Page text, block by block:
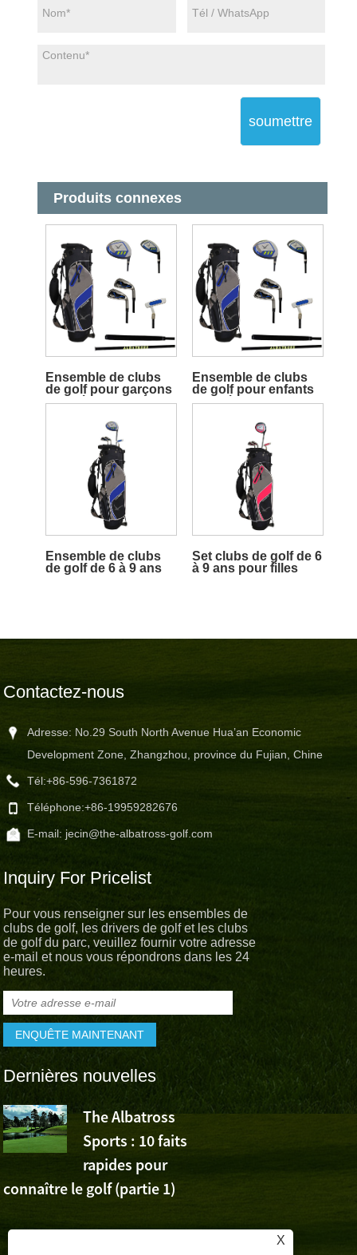
soumettre
Produits connexes
Ensemble de clubs
de golf pour garçons
de 10 à 12 ans
Ensemble de clubs
de golf pour enfants
de 10 à 12 ans
Ensemble de clubs
de golf de 6 à 9 ans
Set clubs de golf de 6
à 9 ans pour filles
Contactez-nous
Adresse: No.29 South North Avenue Hua’an Economic
Development Zone, Zhangzhou, province du Fujian, Chine
Tél:+86-596-7361872
Téléphone:+86-19959282676
E-mail: jecin@the-albatross-golf.com
Inquiry For Pricelist
Pour vous renseigner sur les ensembles de
clubs de golf, les drivers de golf et les clubs
de golf du parc, veuillez fournir votre adresse
e-mail et nous vous répondrons dans les 24
heures.
Dernières nouvelles
The Albatross
Sports : 10 faits
rapides pour
connaître le golf (partie 1)
L’Albatross
X